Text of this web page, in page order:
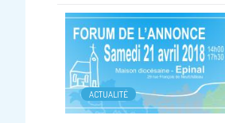
ACTUALITÉ